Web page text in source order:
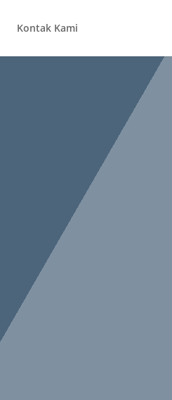
Kontak Kami